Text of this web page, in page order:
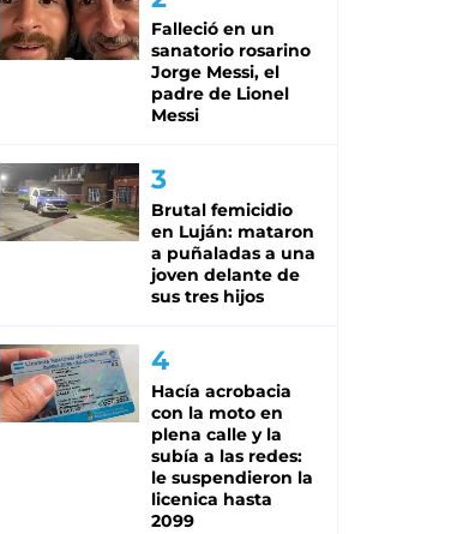
Falleció en un
sanatorio rosarino
Jorge Messi, el
padre de Lionel
Messi
Brutal femicidio
en Luján: mataron
a puñaladas a una
joven delante de
sus tres hijos
Hacía acrobacia
con la moto en
plena calle y la
subía a las redes:
le suspendieron la
licenica hasta
2099